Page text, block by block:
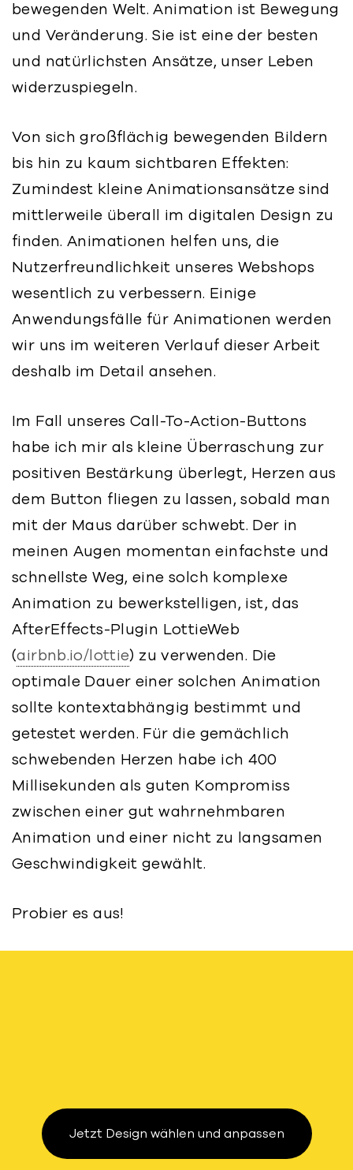
bewegenden Welt. Animation ist Bewegung
und Veränderung. Sie ist eine der besten
und natürlichsten Ansätze, unser Leben
widerzuspiegeln.
Von sich großflächig bewegenden Bildern
bis hin zu kaum sichtbaren Effekten:
Zumindest kleine Animationsansätze sind
mittlerweile überall im digitalen Design zu
finden. Animationen helfen uns, die
Nutzerfreundlichkeit unseres Webshops
wesentlich zu verbessern. Einige
Anwendungsfälle für Animationen werden
wir uns im weiteren Verlauf dieser Arbeit
deshalb im Detail ansehen.
Im Fall unseres Call-To-Action-Buttons
habe ich mir als kleine Überraschung zur
positiven Bestärkung überlegt, Herzen aus
dem Button fliegen zu lassen, sobald man
mit der Maus darüber schwebt. Der in
meinen Augen momentan einfachste und
schnellste Weg, eine solch komplexe
Animation zu bewerkstelligen, ist, das
AfterEffects-Plugin LottieWeb
(airbnb.io/lottie) zu verwenden. Die
optimale Dauer einer solchen Animation
sollte kontextabhängig bestimmt und
getestet werden. Für die gemächlich
schwebenden Herzen habe ich 400
Millisekunden als guten Kompromiss
zwischen einer gut wahrnehmbaren
Animation und einer nicht zu langsamen
Geschwindigkeit gewählt.
Probier es aus!
Jetzt Design wählen und anpassen